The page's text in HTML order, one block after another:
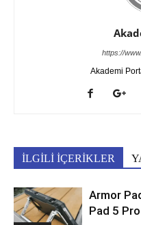
https://
Akademi
İLGİLİ İÇERİKLER
Armor
Pad 5